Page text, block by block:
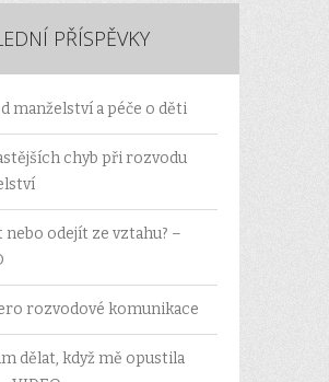
PŘÍSPĚVKY
manželství a péče o děti
chyb při rozvodu
nebo odejít ze vztahu? –
rozvodové komunikace
dělat, když mě opustila